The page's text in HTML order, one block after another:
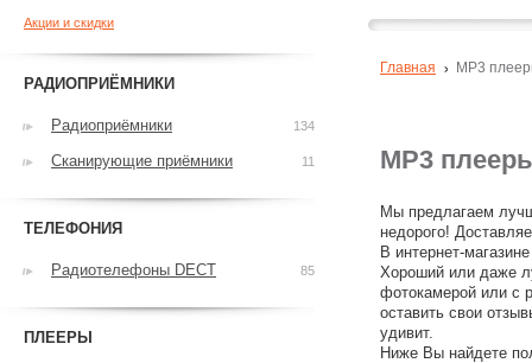
MP3
Мы предлагаем
недорого!
В интернет-
Хороший или даже
фотокамерой или с
оставить свои
удивит.
Ниже Вы найдете
Главная MP3
Акции и скидки
РАДИОПРИЁМНИКИ
Радиоприёмники 134
Сканирующие приёмники 11
ТЕЛЕФОНИЯ
Радиотелефоны DECT 85
ПЛЕЕРЫ